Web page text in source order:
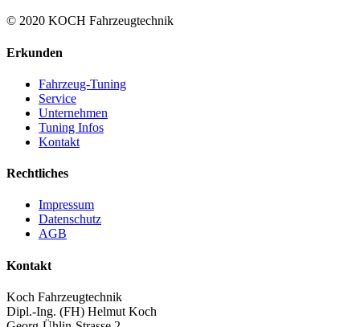
© 2020 KOCH Fahrzeugtechnik
Erkunden
Fahrzeug-Tuning
Service
Unternehmen
Tuning Infos
Kontakt
Rechtliches
Impressum
Datenschutz
AGB
Kontakt
Koch Fahrzeugtechnik
Dipl.-Ing. (FH) Helmut Koch